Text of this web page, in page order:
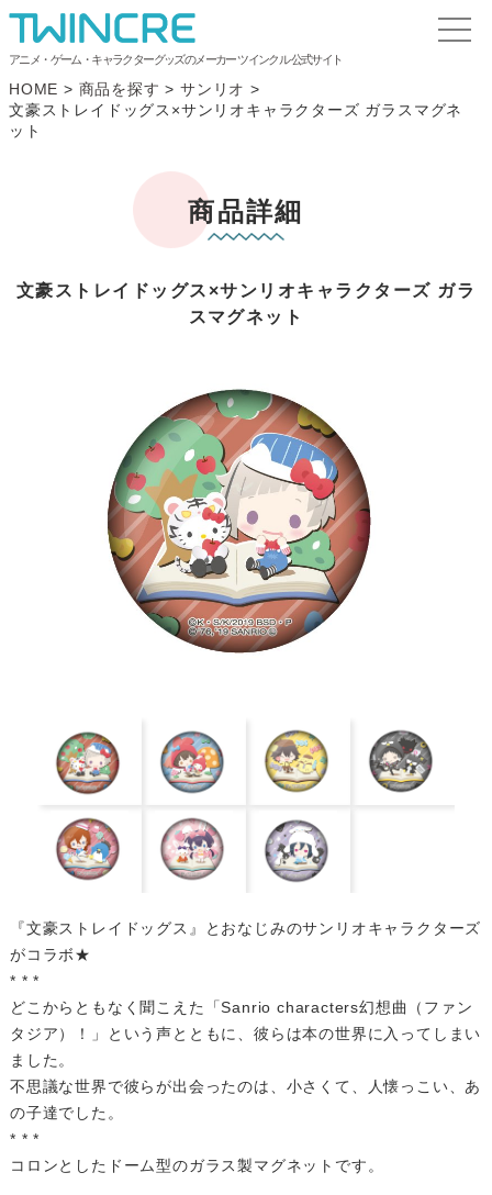
アニメ・ゲーム・キャラクターグッズのメーカー ツインクル 公式サイト
HOME > 商品を探す >サンリオ >
文豪ストレイドッグス×サンリオキャラクターズ ガラスマグネ
ット
商品詳細
文豪ストレイドッグス×サンリオキャラクターズ ガラ
スマグネット
『文豪ストレイドッグス』とおなじみのサンリオキャラクターズ
がコラボ★
* * *
どこからともなく聞こえた「Sanrio characters幻想曲（ファン
タジア）！」という声とともに、彼らは本の世界に入ってしまい
ました。
不思議な世界で彼らが出会ったのは、小さくて、人懐っこい、あ
の子達でした。
* * *
コロンとしたドーム型のガラス製マグネットです。